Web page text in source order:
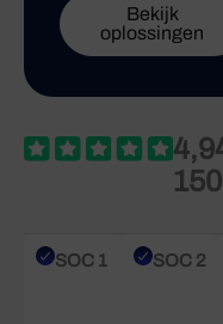
Bekijk
oplossingen
SOC 1 SOC 2